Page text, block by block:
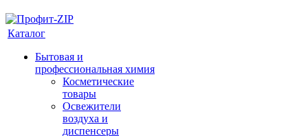
Каталог
Бытовая и
профессиональная химия
Косметические
товары
Освежители
воздуха и
диспенсеры